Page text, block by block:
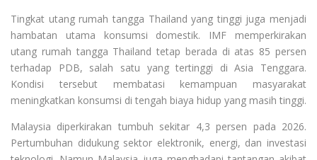
Tingkat utang rumah tangga Thailand yang tinggi juga menjadi
hambatan utama konsumsi domestik. IMF memperkirakan
utang rumah tangga Thailand tetap berada di atas 85 persen
terhadap PDB, salah satu yang tertinggi di Asia Tenggara.
Kondisi tersebut membatasi kemampuan masyarakat
meningkatkan konsumsi di tengah biaya hidup yang masih tinggi.
Malaysia diperkirakan tumbuh sekitar 4,3 persen pada 2026.
Pertumbuhan didukung sektor elektronik, energi, dan investasi